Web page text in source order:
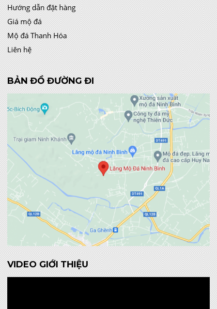
Hướng dẫn đặt hàng
Giá mộ đá
Mộ đá Thanh Hóa
Liên hệ
BẢN ĐỒ ĐƯỜNG ĐI
VIDEO GIỚI THIỆU